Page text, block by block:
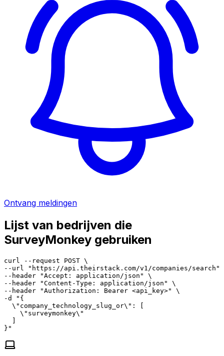
Ontvang meldingen
Lijst van bedrijven die
SurveyMonkey gebruiken
curl --request POST \
--url "https://api.theirstack.com/v1/companies/search"
--header "Accept: application/json" \
--header "Content-Type: application/json" \
--header "Authorization: Bearer <api_key>" \
-d "{
  \"company_technology_slug_or\": [
    \"surveymonkey\"
  ]
}"